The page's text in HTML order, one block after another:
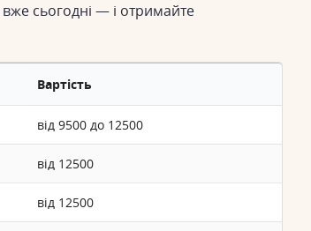
вже сьогодні — і отримайте
Вартість
від 9500 до 12500
від 12500
від 12500